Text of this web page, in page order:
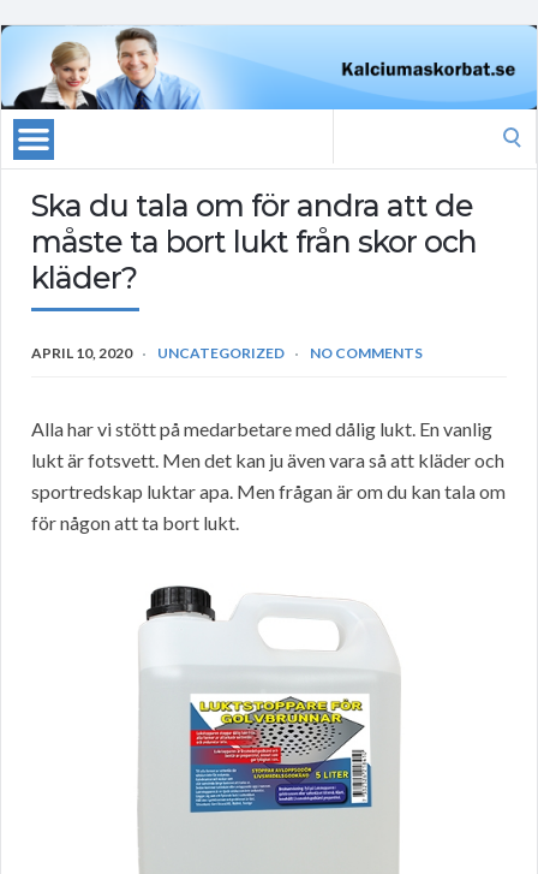
Ska du tala om för andra att de
måste ta bort lukt från skor och
kläder?
APRIL 10, 2020 UNCATEGORIZED NO COMMENTS
Alla har vi stött på medarbetare med dålig lukt. En vanlig
lukt är fotsvett. Men det kan ju även vara så att kläder och
sportredskap luktar apa. Men frågan är om du kan tala om
för någon att ta bort lukt.